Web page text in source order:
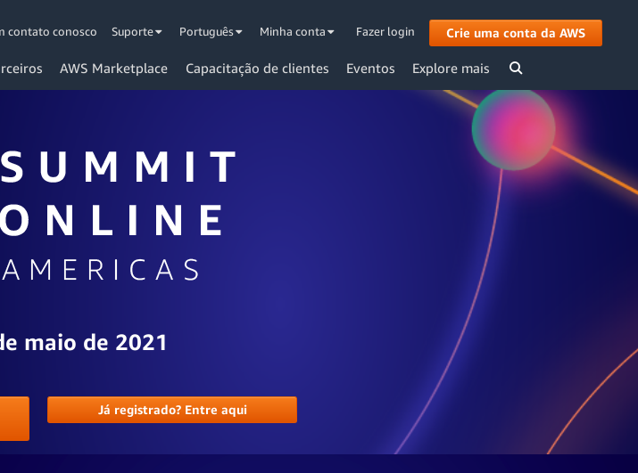
contato conosco Suporte Português Minha conta Fazer login Crie uma conta da AWS
AWS Marketplace Capacitação de clientes Eventos Explore mais
maio de 2021
Já registrado? Entre aqui